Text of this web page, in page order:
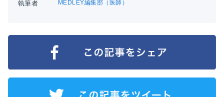
執筆者 MEDLEY編集部（医師）